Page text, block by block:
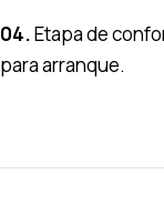
04.Etapa de
para arranque.